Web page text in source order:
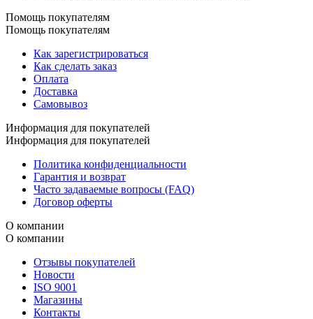
Помощь покупателям
Помощь покупателям
Как зарегистрироваться
Как сделать заказ
Оплата
Доставка
Самовывоз
Информация для покупателей
Информация для покупателей
Политика конфиденциальности
Гарантия и возврат
Часто задаваемые вопросы (FAQ)
Договор оферты
О компании
О компании
Отзывы покупателей
Новости
ISO 9001
Магазины
Контакты